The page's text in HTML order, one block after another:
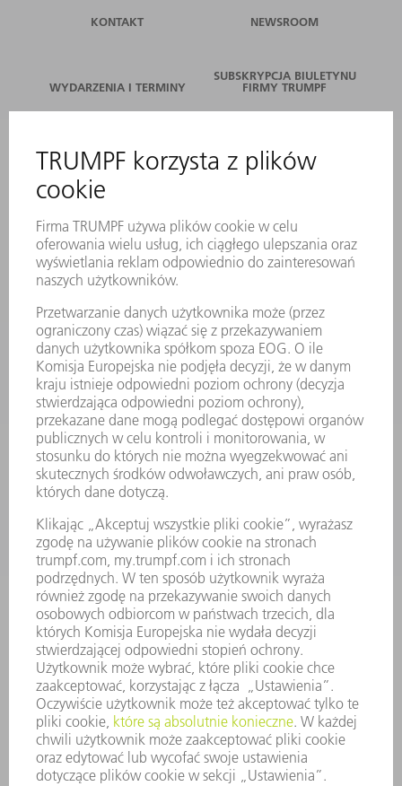
KONTAKT NEWSROOM
WYDARZENIA I TERMINY
SUBSKRYPCJA BIULETYNU
FIRMY TRUMPF
SERWIS ONLINE
KONTAKT
LOKALIZACJE
WYDARZENIA I TERMINY
SUBSKRYPCJA NEWSLETTERA
MYTRUMPF
KARTY BEZPIECZEŃSTWA
PRODUKTY
MASZYNY & SYSTEMY
LASER
ENERGOELEKTRONIKA
ELEKTRONARZĘDZIA
SMART FACTORY
OPROGRAMOWANIE
USŁUGI SERWISOWE
ZASTOSOWANIA
BRANŻE
FIRMA
OFERTY STANOWISK
PROFIL FIRMY
ZARZĄD
SPRAWOZDANIE Z DZIAŁALNOŚCI
ZASADY BIZNESOWE
ZAPEWNIENIE ZGODNOŚCI DZIAŁALNOŚCI Z REGULACJAMI
SYSTEM ZGŁASZANIA NIEPRAWIDŁOWOŚCI
BEZPIECZEŃSTWO
INFORMACJE PRASOWE
MAGAZYNY
ZRÓWNOWAŻONY ROZWÓJ
ŚRODOWISKO I KLIMAT
SPOŁECZEŃSTWO
KIEROWANIE PRZEDSIĘBIORSTWEM